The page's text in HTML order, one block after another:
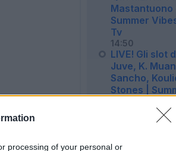
processing of your personal or
Mastantuono
Summer
Tv
14:50
LIVE! Gli slot
Juve, K.
Sancho,
Stones |
LIVE! Asta
a parità di
Muani,